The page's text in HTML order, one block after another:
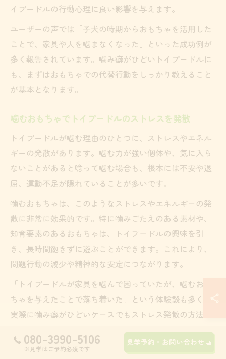
イプードルの行動心理に良い影響を与えます。
ユーザーの声では「子犬の時期からおもちゃを活用した
ことで、家具や人を噛まなくなった」といった成功例が
多く報告されています。噛み癖がひどいトイプードルに
も、まずはおもちゃでの代替行動をしっかり教えること
が基本となります。
噛むおもちゃでトイプードルのストレスを発散
トイプードルが噛む理由のひとつに、ストレスやエネル
ギーの発散があります。噛む力が強い個体や、気に入ら
ないことがあると唸って噛む場合も、根本には不安や退
屈、運動不足が隠れていることが多いです。
噛むおもちゃは、このようなストレスやエネルギーの発
散に非常に効果的です。特に噛みごたえのある素材や、
知育要素のあるおもちゃは、トイプードルの興味を引
き、長時間飽きずに遊ぶことができます。これにより、
問題行動の減少や精神的な安定につながります。
「トイプードルが家具を噛んで困っていたが、噛むおも
ちゃを与えたことで落ち着いた」という体験談も多く、
実際に噛み癖がひどいケースでもストレス発散の方法を
く生活に取り入れることが重要です。
080-3990-5106
※見学はご予約必須です
見学予約・お問い合わせ